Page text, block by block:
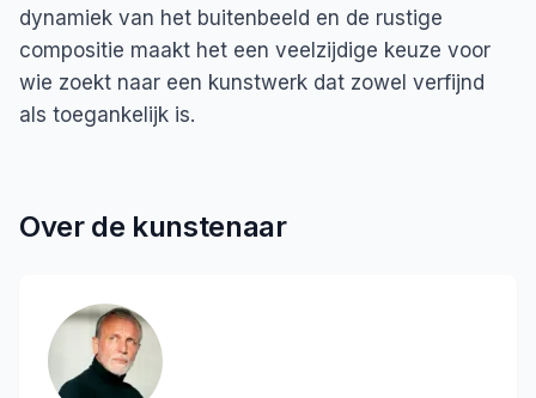
dynamiek van het buitenbeeld en de rustige
compositie maakt het een veelzijdige keuze voor
wie zoekt naar een kunstwerk dat zowel verfijnd
als toegankelijk is.
Over de kunstenaar